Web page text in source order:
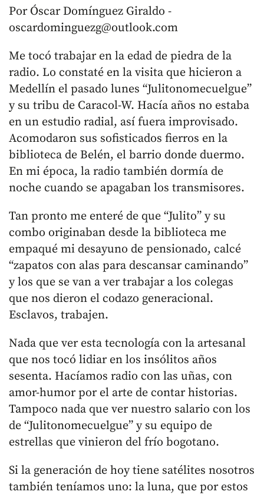
Por Óscar Domínguez Giraldo -
oscardominguezg@outlook.com
Me tocó trabajar en la edad de piedra de la
radio. Lo constaté en la visita que hicieron a
Medellín el pasado lunes “Julitonomecuelgue”
y su tribu de Caracol-W. Hacía años no estaba
en un estudio radial, así fuera improvisado.
Acomodaron sus sofisticados fierros en la
biblioteca de Belén, el barrio donde duermo.
En mi época, la radio también dormía de
noche cuando se apagaban los transmisores.
Tan pronto me enteré de que “Julito” y su
combo originaban desde la biblioteca me
empaqué mi desayuno de pensionado, calcé
“zapatos con alas para descansar caminando”
y los que se van a ver trabajar a los colegas
que nos dieron el codazo generacional.
Esclavos, trabajen.
Nada que ver esta tecnología con la artesanal
que nos tocó lidiar en los insólitos años
sesenta. Hacíamos radio con las uñas, con
amor-humor por el arte de contar historias.
Tampoco nada que ver nuestro salario con los
de “Julitonomecuelgue” y su equipo de
estrellas que vinieron del frío bogotano.
Si la generación de hoy tiene satélites nosotros
también teníamos uno: la luna, que por estos